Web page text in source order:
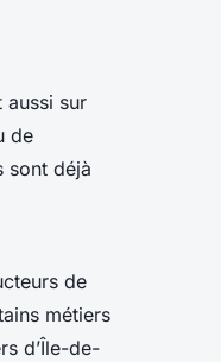
aussi sur
de
sont déjà
de
métiers
d’Île-de-